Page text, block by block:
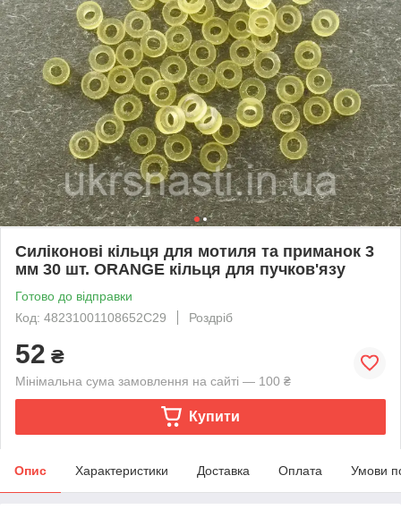
Силіконові кільця для мотиля та приманок 3
мм 30 шт. ORANGE кільця для пучков'язу
Готово до відправки
Код: 48231001108652C29
Роздріб
52 ₴
Мінімальна сума замовлення на сайті — 100 ₴
Купити
Опис Характеристики Доставка Оплата Умови